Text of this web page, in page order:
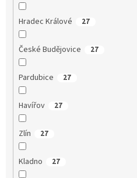
Hradec Králové 27
České Budějovice 27
Pardubice 27
Havířov 27
Zlín 27
Kladno 27